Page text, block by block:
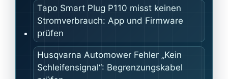
Tapo Smart Plug P110 misst keinen
Stromverbrauch: App und Firmware
prüfen
Husqvarna Automower Fehler „Kein
Schleifensignal“: Begrenzungskabel